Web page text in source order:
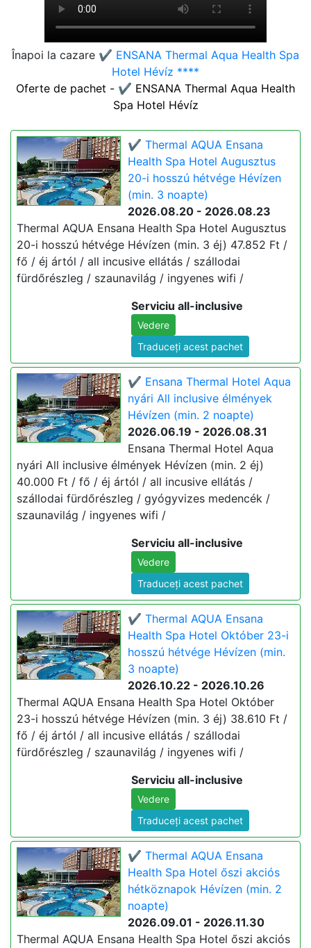
Înapoi la cazare ✔️ ENSANA Thermal Aqua Health Spa
Hotel Hévíz ****
Oferte de pachet - ✔️ ENSANA Thermal Aqua Health
Spa Hotel Hévíz
✔️ Thermal AQUA Ensana
Health Spa Hotel Augusztus
20-i hosszú hétvége Hévízen
(min. 3 noapte)
2026.08.20 - 2026.08.23
Thermal AQUA Ensana Health Spa Hotel Augusztus
20-i hosszú hétvége Hévízen (min. 3 éj) 47.852 Ft /
fő / éj ártól / all incusive ellátás / szállodai
fürdőrészleg / szaunavilág / ingyenes wifi /
Serviciu all-inclusive
Vedere
Traduceți acest pachet
✔️ Ensana Thermal Hotel Aqua
nyári All inclusive élmények
Hévízen (min. 2 noapte)
2026.06.19 - 2026.08.31
Ensana Thermal Hotel Aqua
nyári All inclusive élmények Hévízen (min. 2 éj)
40.000 Ft / fő / éj ártól / all incusive ellátás /
szállodai fürdőrészleg / gyógyvizes medencék /
szaunavilág / ingyenes wifi /
Serviciu all-inclusive
Vedere
Traduceți acest pachet
✔️ Thermal AQUA Ensana
Health Spa Hotel Október 23-i
hosszú hétvége Hévízen (min.
3 noapte)
2026.10.22 - 2026.10.26
Thermal AQUA Ensana Health Spa Hotel Október
23-i hosszú hétvége Hévízen (min. 3 éj) 38.610 Ft /
fő / éj ártól / all incusive ellátás / szállodai
fürdőrészleg / szaunavilág / ingyenes wifi /
Serviciu all-inclusive
Vedere
Traduceți acest pachet
✔️ Thermal AQUA Ensana
Health Spa Hotel őszi akciós
hétköznapok Hévízen (min. 2
noapte)
2026.09.01 - 2026.11.30
Thermal AQUA Ensana Health Spa Hotel őszi akciós